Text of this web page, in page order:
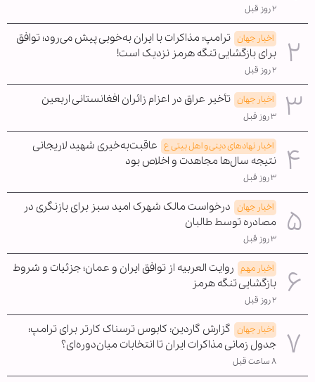
۲ روز قبل
اخبار جهان ترامپ: مذاکرات با ایران به‌خوبی پیش می‌رود؛ توافق
برای بازگشایی تنگه هرمز نزدیک است!
۲ روز قبل
اخبار جهان تأخیر عراق در اعزام زائران افغانستانی اربعین
۳ روز قبل
اخبار نهادهای دینی و اهل بیتی ع عاقبت‌به‌خیری شهید لاریجانی
نتیجه سال‌ها مجاهدت و اخلاص بود
۳ روز قبل
اخبار جهان درخواست مالک شهرک امید سبز برای بازنگری در
مصادره توسط طالبان
۳ روز قبل
اخبار مهم روایت العربیه از توافق ایران و عمان؛ جزئیات و شروط
بازگشایی تنگه هرمز
۲ روز قبل
اخبار جهان گزارش گاردین: کابوس ترسناک کارتر برای ترامپ؛
جدول زمانی مذاکرات ایران تا انتخابات میان‌دوره‌ای؟
۸ ساعت قبل